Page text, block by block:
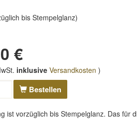
bis Stempelglanz)
€
inklusive Versandkosten )
Bestellen
ist vorzüglich bis Stempelglanz. Das für